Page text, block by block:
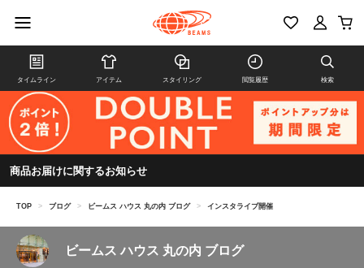
タイムライン アイテム スタイリング 閲覧履歴 検索
商品お届けに関するお知らせ
TOP > ブログ > ビームス ハウス 丸の内 ブログ > インスタライブ開催
ビームス ハウス 丸の内 ブログ